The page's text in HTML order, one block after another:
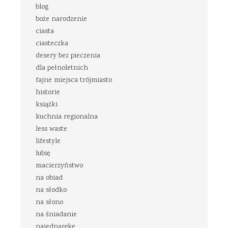
blog
boże narodzenie
ciasta
ciasteczka
desery bez pieczenia
dla pełnoletnich
fajne miejsca trójmiasto
historie
książki
kuchnia regionalna
less waste
lifestyle
lubię
macierzyństwo
na obiad
na słodko
na słono
na śniadanie